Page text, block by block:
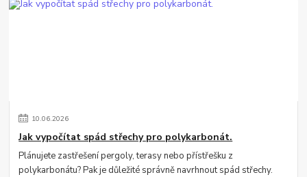
10.06.2026
Jak vypočítat spád střechy pro polykarbonát.
Plánujete zastřešení pergoly, terasy nebo přístřešku z
polykarbonátu? Pak je důležité správně navrhnout spád střechy.